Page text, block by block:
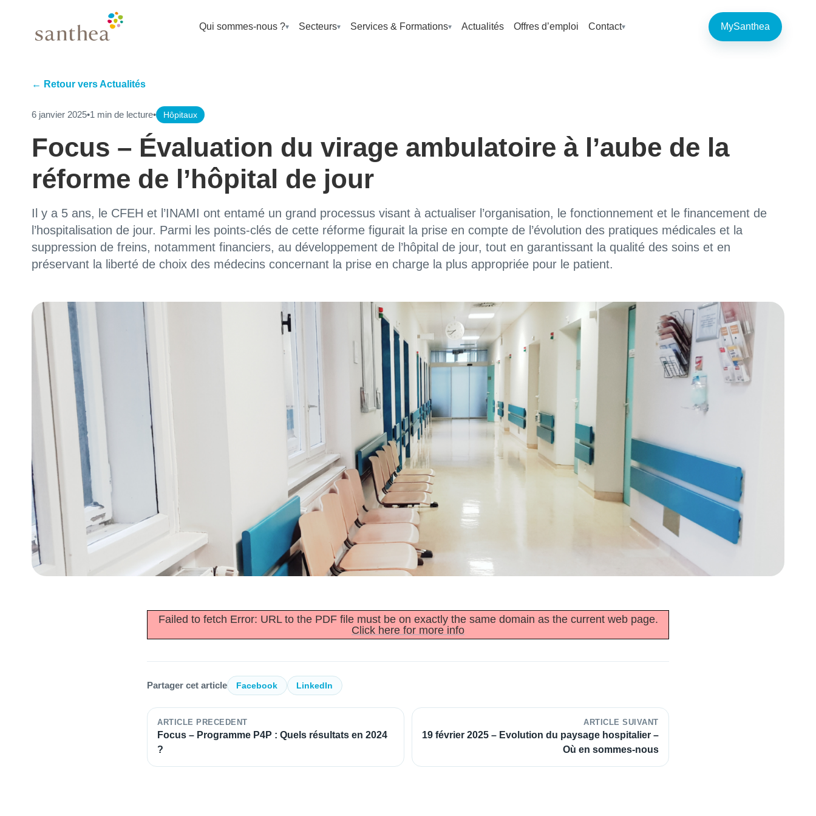
Qui sommes-nous ? Secteurs Services & Formations Actualités Offres d’emploi Contact MySanthea
← Retour vers Actualités
6 janvier 2025•1 min de lecture• Hôpitaux
Focus – Évaluation du virage ambulatoire à l’aube de la
réforme de l’hôpital de jour
Il y a 5 ans, le CFEH et l’INAMI ont entamé un grand processus visant à actualiser l’organisation, le fonctionnement et le financement de
l’hospitalisation de jour. Parmi les points-clés de cette réforme figurait la prise en compte de l’évolution des pratiques médicales et la
suppression de freins, notamment financiers, au développement de l’hôpital de jour, tout en garantissant la qualité des soins et en
préservant la liberté de choix des médecins concernant la prise en charge la plus appropriée pour le patient.
Failed to fetch Error: URL to the PDF file must be on exactly the same domain as the current web page.
Click here for more info
Partager cet article Facebook LinkedIn
ARTICLE PRECEDENT
Focus – Programme P4P : Quels résultats en 2024
?
ARTICLE SUIVANT
19 février 2025 – Evolution du paysage hospitalier –
Où en sommes-nous